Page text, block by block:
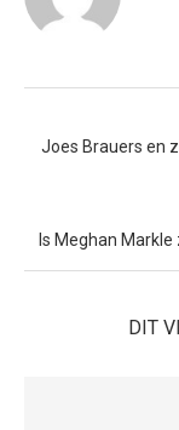
Joes Brauers en
Is Meghan
DIT